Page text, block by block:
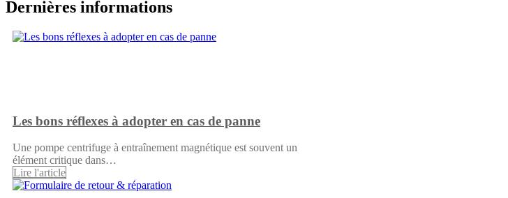
Dernières informations
Les bons réflexes à adopter en cas de panne
Une pompe centrifuge à entraînement magnétique est souvent un
élément critique dans…
Lire l'article